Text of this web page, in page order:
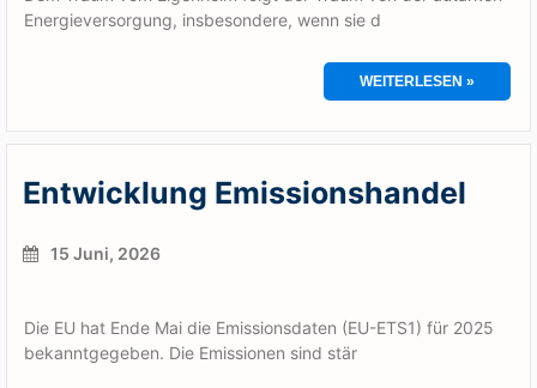
Energieversorgung, insbesondere, wenn sie d
WEITERLESEN »
Entwicklung Emissionshandel
15 Juni, 2026
Die EU hat Ende Mai die Emissionsdaten (EU-ETS1) für 2025
bekanntgegeben. Die Emissionen sind stär